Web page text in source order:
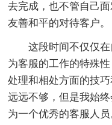
去完成，也不管自己
友善和平的对待客户。
这段时间不仅仅
为客服的工作的特殊
处理和相处方面的技
远远不够，但是我始
为一个优秀的客服人员